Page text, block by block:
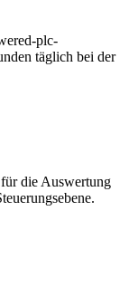
plc-
täglich bei der
die Auswertung